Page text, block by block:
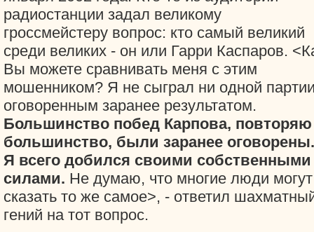
радиостанции задал великому
гроссмейстеру вопрос: кто самый великий
среди великих - он или Гарри Каспаров.
Вы можете сравнивать меня с этим
мошенником? Я не сыграл ни одной
оговоренным заранее результатом.
Большинство побед Карпова, повторяю
большинство, были заранее оговорены.
Я всего добился своими собственными
силами. Не думаю, что многие люди могут
сказать то же самое>, - ответил
гений на тот вопрос.